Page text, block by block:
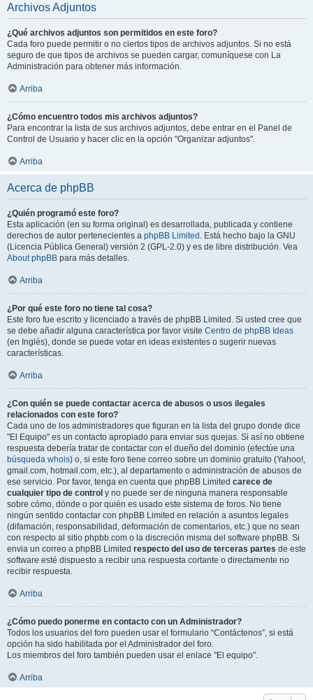
Archivos Adjuntos
¿Qué archivos adjuntos son permitidos en este foro?
Cada foro puede permitir o no ciertos tipos de archivos adjuntos. Si no está
seguro de que tipos de archivos se pueden cargar, comuníquese con La
Administración para obtener más información.
Arriba
¿Cómo encuentro todos mis archivos adjuntos?
Para encontrar la lista de sus archivos adjuntos, debe entrar en el Panel de
Control de Usuario y hacer clic en la opción "Organizar adjuntos".
Arriba
Acerca de phpBB
¿Quién programó este foro?
Esta aplicación (en su forma original) es desarrollada, publicada y contiene
derechos de autor pertenecientes a phpBB Limited . Está hecho bajo la GNU
(Licencia Pública General) versión 2 (GPL-2.0) y es de libre distribución. Vea
About phpBB para más detalles.
Arriba
¿Por qué este foro no tiene tal cosa?
Este foro fue escrito y licenciado a través de phpBB Limited. Si usted cree que
se debe añadir alguna característica por favor visite Centro de phpBB Ideas
(en Inglés), donde se puede votar en ideas existentes o sugerir nuevas
características.
Arriba
¿Con quién se puede contactar acerca de abusos o usos ilegales
relacionados con este foro?
Cada uno de los administradores que figuran en la lista del grupo donde dice
"El Equipo" es un contacto apropiado para enviar sus quejas. Si así no obtiene
respuesta debería tratar de contactar con el dueño del dominio (efectúe una
búsqueda whois) o, si este foro tiene correo sobre un dominio gratuito (Yahoo!,
gmail.com, hotmail.com, etc.), al departamento o administración de abusos de
ese servicio. Por favor, tenga en cuenta que phpBB Limited carece de
cualquier tipo de control y no puede ser de ninguna manera responsable
sobre cómo, dónde o por quién es usado este sistema de foros. No tiene
ningún sentido contactar con phpBB Limited en relación a asuntos legales
(difamación, responsabilidad, deformación de comentarios, etc.) que no sean
con respecto al sitio phpbb.com o la discreción misma del software phpBB. Si
envia un correo a phpBB Limited respecto del uso de terceras partes de este
software esté dispuesto a recibir una respuesta cortante o directamente no
recibir respuesta.
Arriba
¿Cómo puedo ponerme en contacto con un Administrador?
Todos los usuarios del foro pueden usar el formulario “Contáctenos”, si está
opción ha sido habilitada por el Administrador del foro.
Los miembros del foro también pueden usar el enlace "El equipo".
Arriba